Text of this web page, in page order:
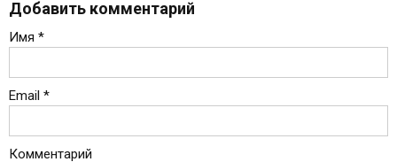
Добавить комментарий
Имя *
Email *
Комментарий